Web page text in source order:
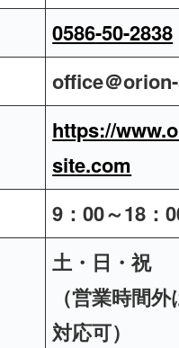
0586-50-2838
office＠
https://
site.com
9：00～18：
土・日・祝
（営業時間
対応可）